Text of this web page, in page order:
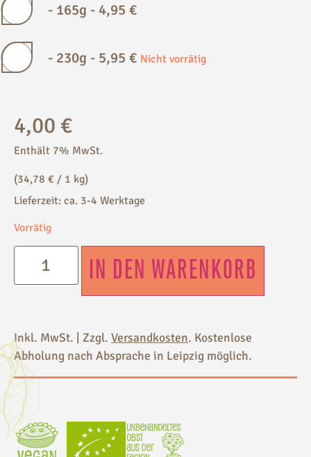
- 165g - 4,95 €
- 230g - 5,95 € Nicht vorrätig
4,00 €
Enthält 7% MwSt.
(34,78 € / 1 kg)
Lieferzeit: ca. 3-4 Werktage
Vorrätig
IN DEN WARENKORB
Inkl. MwSt. | Zzgl. Versandkosten. Kostenlose
Abholung nach Absprache in Leipzig möglich.